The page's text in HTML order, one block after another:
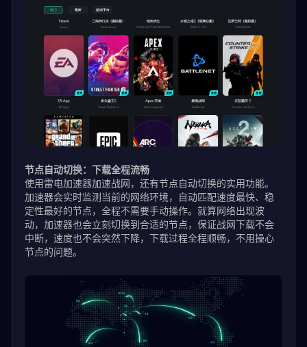
节点自动切换：下载全程流畅
使用雷电加速器加速战网，还有节点自动切换的实用功能。
加速器会实时监测当前的网络环境，自动匹配速度最快、稳
定性最好的节点，全程不需要手动操作。就算网络出现波
动，加速器也会立刻切换到合适的节点，保证战网下载不会
中断，速度也不会突然下降，下载过程全程顺畅，不用操心
节点的问题。